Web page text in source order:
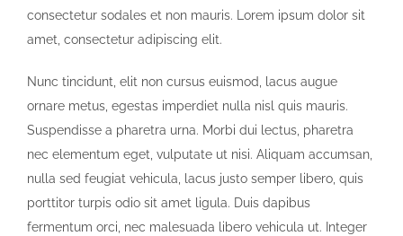
consectetur sodales et non mauris. Lorem ipsum dolor sit
amet, consectetur adipiscing elit.
Nunc tincidunt, elit non cursus euismod, lacus augue
ornare metus, egestas imperdiet nulla nisl quis mauris.
Suspendisse a pharetra urna. Morbi dui lectus, pharetra
nec elementum eget, vulputate ut nisi. Aliquam accumsan,
nulla sed feugiat vehicula, lacus justo semper libero, quis
porttitor turpis odio sit amet ligula. Duis dapibus
fermentum orci, nec malesuada libero vehicula ut. Integer